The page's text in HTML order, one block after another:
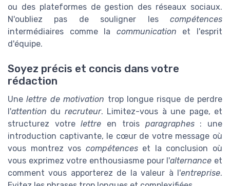
ou des plateformes de gestion des réseaux sociaux.
N'oubliez pas de souligner les compétences
intermédiaires comme la communication et l'esprit
d'équipe.
Soyez précis et concis dans votre
rédaction
Unelettre de motivation trop longue risque de perdre
l'attention du recruteur. Limitez-vous à une page, et
structurez votrelettre en trois paragraphes: une
introduction captivante, le cœur de votre message où
vous montrez vos compétenceset la conclusion où
vous exprimez votre enthousiasme pour l'alternance et
comment vous apporterez de la valeur à l'entreprise.